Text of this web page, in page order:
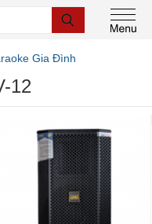
Gia Đình
12